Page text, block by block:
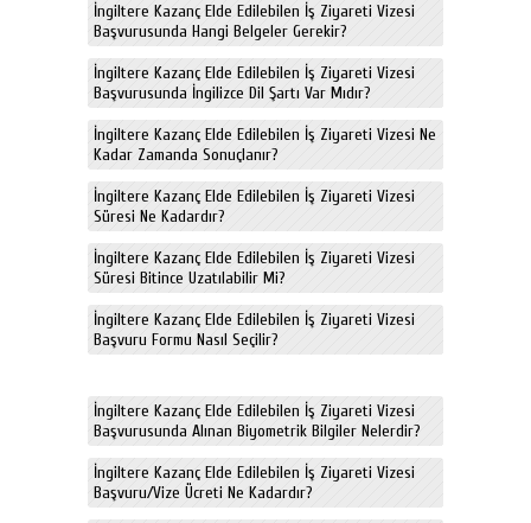
İngiltere Kazanç Elde Edilebilen İş Ziyareti Vizesi
Başvurusunda Hangi Belgeler Gerekir?
İngiltere Kazanç Elde Edilebilen İş Ziyareti Vizesi
Başvurusunda İngilizce Dil Şartı Var Mıdır?
İngiltere Kazanç Elde Edilebilen İş Ziyareti Vizesi Ne
Kadar Zamanda Sonuçlanır?
İngiltere Kazanç Elde Edilebilen İş Ziyareti Vizesi
Süresi Ne Kadardır?
İngiltere Kazanç Elde Edilebilen İş Ziyareti Vizesi
Süresi Bitince Uzatılabilir Mi?
İngiltere Kazanç Elde Edilebilen İş Ziyareti Vizesi
Başvuru Formu Nasıl Seçilir?
İngiltere Kazanç Elde Edilebilen İş Ziyareti Vizesi
Başvurusunda Alınan Biyometrik Bilgiler Nelerdir?
İngiltere Kazanç Elde Edilebilen İş Ziyareti Vizesi
Başvuru/Vize Ücreti Ne Kadardır?